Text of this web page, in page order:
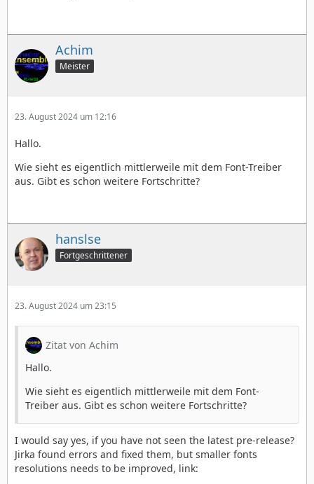
Achim
Meister
23. August 2024 um 12:16
Hallo.
Wie sieht es eigentlich mittlerweile mit dem Font-Treiber
aus. Gibt es schon weitere Fortschritte?
hanslse
Fortgeschrittener
23. August 2024 um 23:15
Zitat von Achim
Hallo.
Wie sieht es eigentlich mittlerweile mit dem Font-
Treiber aus. Gibt es schon weitere Fortschritte?
I would say yes, if you have not seen the latest pre-release?
Jirka found errors and fixed them, but smaller fonts
resolutions needs to be improved, link: